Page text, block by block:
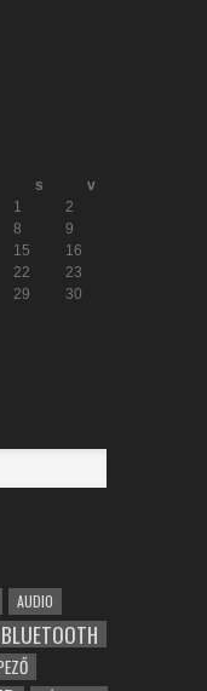
s
v
1
2
8
9
15
16
22
23
29
30
AUDIO
BLUETOOTH